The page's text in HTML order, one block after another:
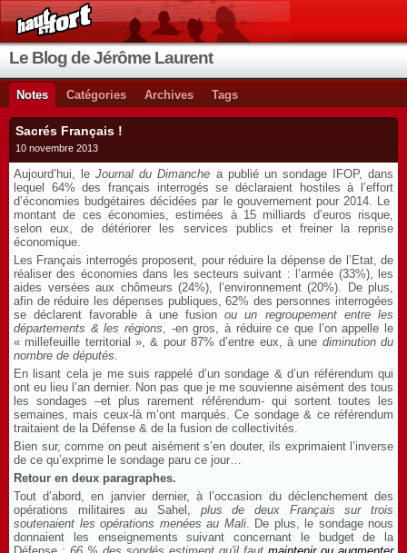
Le Blog de Jérôme Laurent
Notes Catégories Archives Tags
Sacrés Français !
10 novembre 2013
Aujourd’hui, leJournal du Dimanche a publié un sondage IFOP, dans
lequel 64% des français interrogés se déclaraient hostiles à l’effort
d’économies budgétaires décidées par le gouvernement pour 2014. Le
montant de ces économies, estimées à 15 milliards d’euros risque,
selon eux, de détériorer les services publics et freiner la reprise
économique.
Les Français interrogés proposent, pour réduire la dépense de l’Etat, de
réaliser des économies dans les secteurs suivant : l’armée (33%), les
aides versées aux chômeurs (24%), l’environnement (20%). De plus,
afin de réduire les dépenses publiques, 62% des personnes interrogées
se déclarent favorable à une fusionou un regroupement entre les
départements & les régions, -en gros, à réduire ce que l’on appelle le
« millefeuille territorial », & pour 87% d’entre eux, à une diminution du
nombre de députés.
En lisant cela je me suis rappelé d’un sondage & d’un référendum qui
ont eu lieu l’an dernier. Non pas que je me souvienne aisément des tous
les sondages –et plus rarement référendum- qui sortent toutes les
semaines, mais ceux-là m’ont marqués. Ce sondage & ce référendum
traitaient de la Défense & de la fusion de collectivités.
Bien sur, comme on peut aisément s’en douter, ils exprimaient l’inverse
de ce qu’exprime le sondage paru ce jour…
Retour en deux paragraphes.
Tout d’abord, en janvier dernier, à l’occasion du déclenchement des
opérations militaires au Sahel, plus de deux Français sur trois
soutenaient les opérations menées au Mali. De plus, le sondage nous
donnaient les enseignements suivant concernant le budget de la